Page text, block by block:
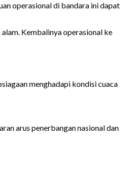
operasional di bandara ini dapat
Kembalinya operasional ke
menghadapi kondisi cuaca
arus penerbangan nasional dan